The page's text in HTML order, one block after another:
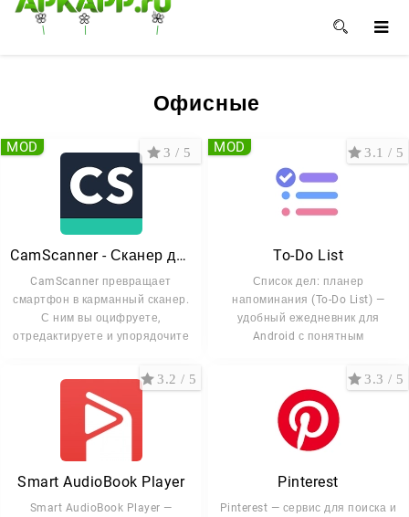
🌸 🌼 🌺
Офисные
CamScanner - Сканер документов
CamScanner превращает
смартфон в карманный сканер.
С ним вы оцифруете,
отредактируете и упорядочите
3 / 5
MOD
To-Do List
Список дел: планер
напоминания (To-Do List) —
удобный ежедневник для
Android с понятным
3.1 / 5
MOD
Smart AudioBook Player
Smart AudioBook Player —
3.2 / 5
Pinterest
Pinterest — сервис для поиска и
3.3 / 5